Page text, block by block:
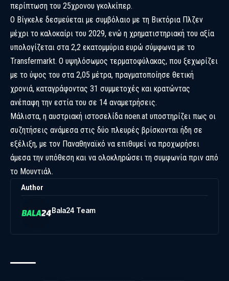
περίπτωση του 25χρονου γκολκίπερ.
Ο Βίγκελε δεσμεύεται με συμβόλαιο με τη Βικτόρια Πλζεν
μέχρι το καλοκαίρι του 2029, ενώ η χρηματιστηριακή του αξία
υπολογίζεται στα 2,2 εκατομμύρια ευρώ σύμφωνα με το
Transfermarkt. Ο υψηλόσωμος τερματοφύλακας, που ξεχωρίζει
με το ύψος του στα 2,05 μέτρα, πραγματοποίησε θετική
χρονιά, καταγράφοντας 31 συμμετοχές και κρατώντας
ανέπαφη την εστία του σε 14 αναμετρήσεις.
Μάλιστα, η αυστριακή ιστοσελίδα noen.at υποστηρίζει πως οι
συζητήσεις ανάμεσα στις δύο πλευρές βρίσκονται ήδη σε
εξέλιξη, με τον Παναθηναϊκό να επιθυμεί να προχωρήσει
άμεσα την υπόθεση και να ολοκληρώσει τη συμφωνία πριν από
το Μουντιάλ.
Author
Bala24 Team